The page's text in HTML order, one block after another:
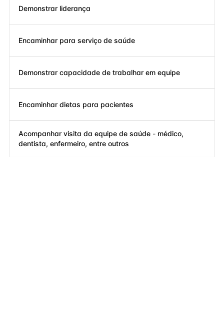
Demonstrar liderança
Encaminhar para serviço de saúde
Demonstrar capacidade de trabalhar em equipe
Encaminhar dietas para pacientes
Acompanhar visita da equipe de saúde - médico,
dentista, enfermeiro, entre outros